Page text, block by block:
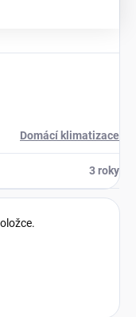
Domácí klimatizace
3 roky